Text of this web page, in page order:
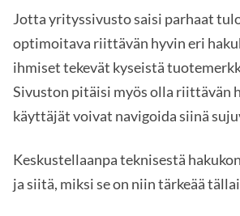
Jotta yrityssivusto saisi parhaat
optimoitava riittävän hyvin eri
ihmiset tekevät kyseistä
Sivuston pitäisi myös olla riittävän
käyttäjät voivat navigoida siinä
Keskustellaanpa teknisestä
ja siitä, miksi se on niin tärkeää